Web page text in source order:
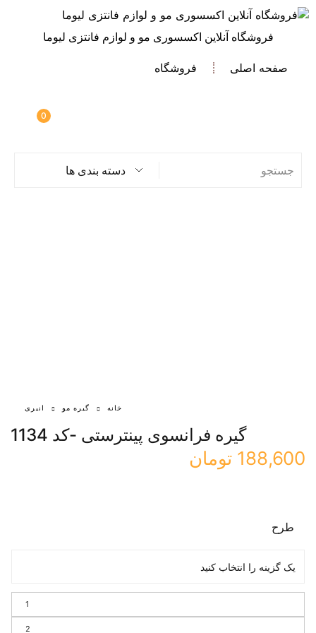
فروشگاه آنلاین اکسسوری مو و لوازم فانتزی لیوما
صفحه اصلی فروشگاه
0
دسته بندی ها
خانه گیره مو انبری
گیره فرانسوی پینترستی -کد 1134
188,600 تومان
طرح
1
2